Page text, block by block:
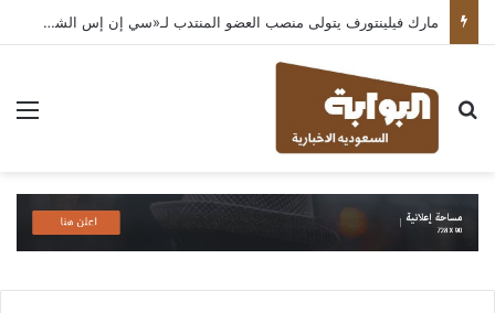
مارك فيلينتورف يتولى منصب العضو المنتدب لـ«سي إن إس الشرق الأوسط» ويشرف على شركات قطاع التكنولوجيا ضمن مجموعة غباش
بحث عن